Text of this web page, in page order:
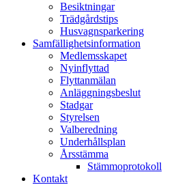
Besiktningar
Trädgårdstips
Husvagnsparkering
Samfällighetsinformation
Medlemsskapet
Nyinflyttad
Flyttanmälan
Anläggningsbeslut
Stadgar
Styrelsen
Valberedning
Underhållsplan
Årsstämma
Stämmoprotokoll
Kontakt